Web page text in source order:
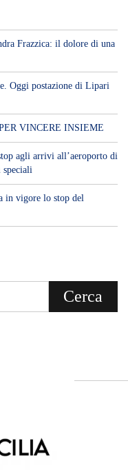
Frazzica: il dolore di una
Oggi postazione di Lipari
VINCERE INSIEME
agli arrivi all’aeroporto di
in vigore lo stop del